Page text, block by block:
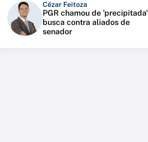
Cézar Feitoza
PGR chamou de 'precipitada'
busca contra aliados de
senador